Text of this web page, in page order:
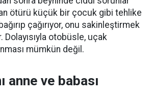
ötürü küçük bir çocuk gibi tehlike
çağırıyor, onu sakinleştirmek
Dolayısıyla otobüsle, uçak
mümkün değil.
anne ve babası